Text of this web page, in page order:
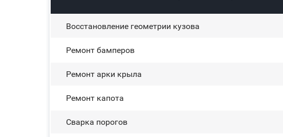
Восстановление геометрии кузова
Ремонт бамперов
Ремонт арки крыла
Ремонт капота
Сварка порогов